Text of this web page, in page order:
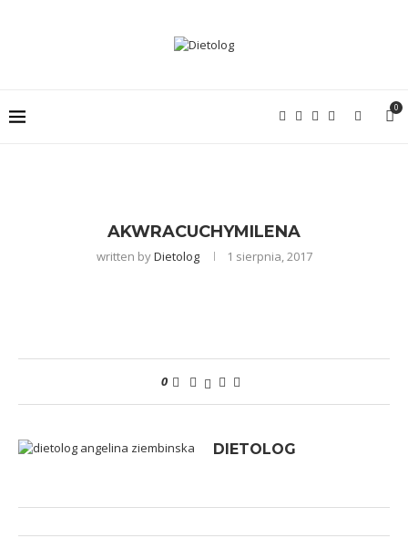
0
AKWRACUCHYMILENA
written byDietolog 1 sierpnia, 2017
0
DIETOLOG